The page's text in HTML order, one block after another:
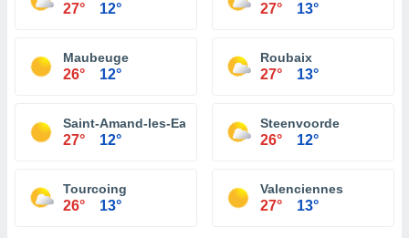
27° 12° 27° 13°
Maubeuge
26° 12°
Roubaix
27° 13°
Saint-Amand-les-Eaux
27° 12°
Steenvoorde
26° 12°
Tourcoing
26° 13°
Valenciennes
27° 13°